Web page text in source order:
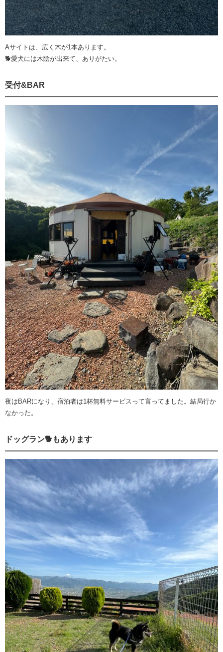
Aサイトは、広く木が1本あります。
🐕愛犬には木陰が出来て、ありがたい。
受付&BAR
夜はBARになり、宿泊者は1杯無料サービスって言ってました。結局行か
なかった。
ドッグラン🐕もあります